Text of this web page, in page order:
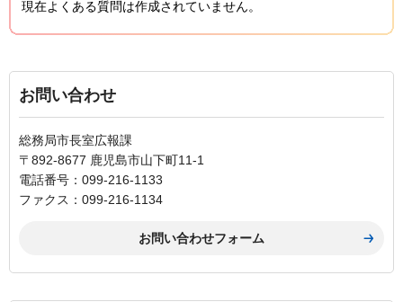
現在よくある質問は作成されていません。
お問い合わせ
総務局市長室広報課
〒892-8677 鹿児島市山下町11-1
電話番号：099-216-1133
ファクス：099-216-1134